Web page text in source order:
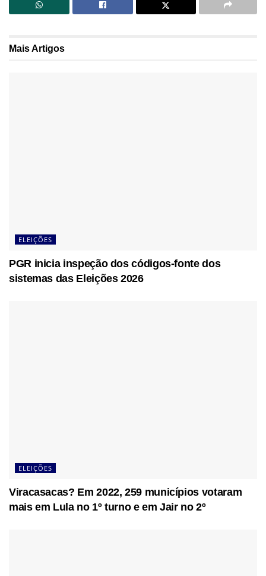
MaisArtigos
ELEIÇÕES
PGR inicia inspeção dos códigos-fonte dos
sistemas das Eleições 2026
ELEIÇÕES
Viracasacas? Em 2022, 259 municípios votaram
mais em Lula no 1º turno e em Jair no 2º